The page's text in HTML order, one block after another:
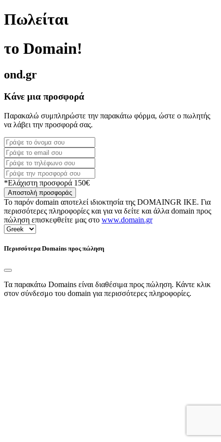
Πωλείται
το Domain!
ond.gr
Κάνε μια προσφορά
Παρακαλώ συμπληρώστε την παρακάτω φόρμα, ώστε ο πωλητής
να λάβει την προσφορά σας.
*Ελάχιστη προσφορά 150€
Αποστολή προσφοράς
Το παρόν domain αποτελεί ιδιοκτησία της DOMAINGR ΙΚΕ. Για
περισσότερες πληροφορίες και για να δείτε και άλλα domain προς
πώληση επισκεφθείτε μας στο www.domain.gr
Περισσότερα Domains προς πώληση
Τα παρακάτω Domains είναι διαθέσιμα προς πώληση. Κάντε κλικ
στον σύνδεσμο του domain για περισσότερες πληροφορίες.